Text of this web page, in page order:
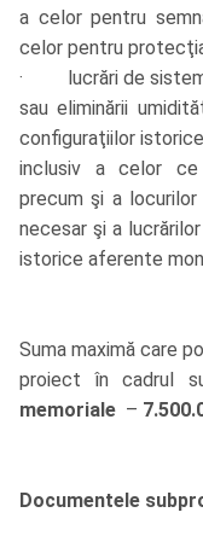
a celor pentru
celor pentru
· lucrări de
sau eliminării
configuraţiilor
inclusiv a celor ce
precum şi a
necesar şi a
istorice aferente
Suma maximă care
proiect în cadrul
memoriale –
Documentele